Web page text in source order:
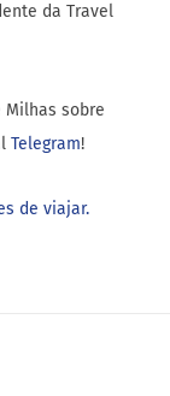
da Travel
Milhas sobre
Telegram!
de viajar.